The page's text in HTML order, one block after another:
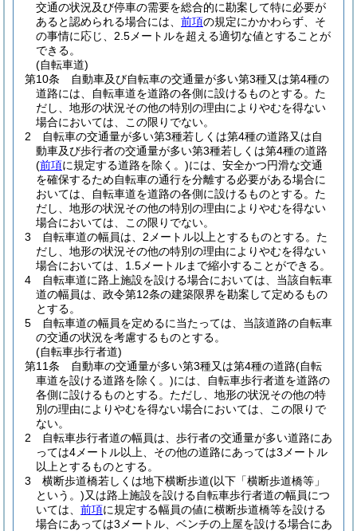
交通の状況及び停車の需要を総合的に勘案して特に必要が
あると認められる場合には、 前項の規定にかかわらず、そ
の事情に応じ、2.5メートルを超える適切な値とすることが
できる。
(自転車道)
第10条
自動車及び自転車の交通量が多い第3種又は第4種の
道路には、自転車道を道路の各側に設けるものとする。 た
だし、地形の状況その他の特別の理由によりやむを得ない
場合においては、この限りでない。
2
自転車の交通量が多い第3種若しくは第4種の道路又は自
動車及び歩行者の交通量が多い第3種若しくは第4種の道路
(前項に規定する道路を除く。)には、安全かつ円滑な交通
を確保するため自転車の通行を分離する必要がある場合に
おいては、自転車道を道路の各側に設けるものとする。 た
だし、地形の状況その他の特別の理由によりやむを得ない
場合においては、この限りでない。
3
自転車道の幅員は、2メートル以上とするものとする。 た
だし、地形の状況その他の特別の理由によりやむを得ない
場合においては、1.5メートルまで縮小することができる。
4
自転車道に路上施設を設ける場合においては、当該自転車
道の幅員は、政令第12条の建築限界を勘案して定めるもの
とする。
5
自転車道の幅員を定めるに当たっては、当該道路の自転車
の交通の状況を考慮するものとする。
(自転車歩行者道)
第11条
自動車の交通量が多い第3種又は第4種の道路(自転
車道を設ける道路を除く。)には、自転車歩行者道を道路の
各側に設けるものとする。 ただし、地形の状況その他の特
別の理由によりやむを得ない場合においては、この限りで
ない。
2
自転車歩行者道の幅員は、歩行者の交通量が多い道路にあ
っては4メートル以上、その他の道路にあっては3メートル
以上とするものとする。
3
横断歩道橋若しくは地下横断歩道(以下「横断歩道橋等」
という。)又は路上施設を設ける自転車歩行者道の幅員につ
いては、 前項に規定する幅員の値に横断歩道橋等を設ける
場合にあっては3メートル、ベンチの上屋を設ける場合にあ